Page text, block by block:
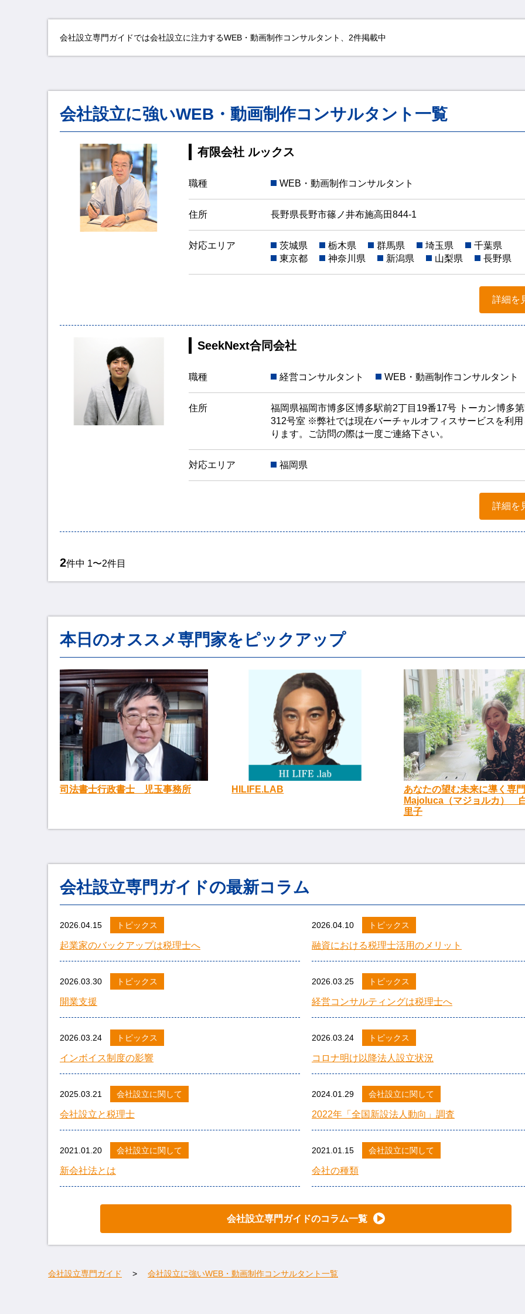
会社設立専門ガイドでは会社設立に注力するWEB・動画制作コンサルタント、2件掲載中
会社設立に強いWEB・動画制作コンサルタント一覧
有限会社 ルックス
職種 WEB・動画制作コンサルタント
住所 長野県長野市篠ノ井布施高田844-1
対応エリア 茨城県 栃木県 群馬県 埼玉県
千葉県
東京都
神奈川県 新潟県 山梨県 長野県
詳細を
SeekNext合同会社
職種 経営コンサルタント WEB・動画制作コンサルタント
住所
福岡県福岡市博多区博多駅前2丁目19番17号 トーカン博多
312号室 ※弊社では現在バーチャルオフィスサービスを利用
ります。ご訪問の際は一度ご連絡下さい。
対応エリア 福岡県
詳細を
2件中 1〜2件目
本日のオススメ専門家をピックアップ
司法書士行政書士 児玉事務所 HILIFE.LAB
あなたの望む未来に導く専
Majoluca（マジョルカ）
里子
会社設立専門ガイドの最新コラム
2026.04.15 トピックス
起業家のバックアップは税理士へ
2026.04.10 トピックス
融資における税理士活用のメリット
2026.03.30 トピックス
開業支援
2026.03.25 トピックス
経営コンサルティングは税理士へ
2026.03.24 トピックス
インボイス制度の影響
2026.03.24 トピックス
コロナ明け以降法人設立状況
2025.03.21 会社設立に関して
会社設立と税理士
2024.01.29 会社設立に関して
2022年「全国新設法人動向」調査
2021.01.20 会社設立に関して
新会社法とは
2021.01.15 会社設立に関して
会社の種類
会社設立専門ガイドのコラム一覧
会社設立専門ガイド 会社設立に強いWEB・動画制作コンサルタント一覧